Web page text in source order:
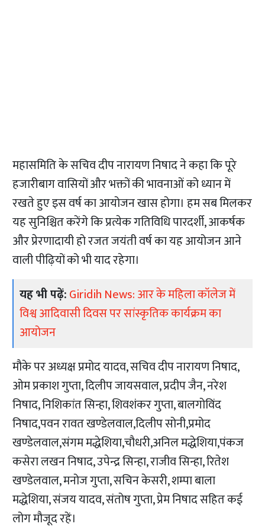
महासमिति के सचिव दीप नारायण निषाद ने कहा कि पूरे
हजारीबाग वासियों और भक्तों की भावनाओं को ध्यान में
रखते हुए इस वर्ष का आयोजन खास होगा। हम सब मिलकर
यह सुनिश्चित करेंगे कि प्रत्येक गतिविधि पारदर्शी, आकर्षक
और प्रेरणादायी हो रजत जयंती वर्ष का यह आयोजन आने
वाली पीढ़ियों को भी याद रहेगा।
यह भी पढ़ें:Giridih News: आर के महिला कॉलेज में
विश्व आदिवासी दिवस पर सांस्कृतिक कार्यक्रम का
आयोजन
मौके पर अध्यक्ष प्रमोद यादव, सचिव दीप नारायण निषाद,
ओम प्रकाश गुप्ता, दिलीप जायसवाल, प्रदीप जैन, नरेश
निषाद, निशिकांत सिन्हा, शिवशंकर गुप्ता, बालगोविंद
निषाद,पवन रावत खण्डेलवाल,दिलीप सोनी,प्रमोद
खण्डेलवाल,संगम मद्धेशिया,चौधरी,अनिल मद्धेशिया,पंकज
कसेरा लखन निषाद, उपेन्द्र सिन्हा, राजीव सिन्हा, रितेश
खण्डेलवाल, मनोज गुप्ता, सचिन केसरी, शम्पा बाला
मद्धेशिया, संजय यादव, संतोष गुप्ता, प्रेम निषाद सहित कई
लोग मौजूद रहें।